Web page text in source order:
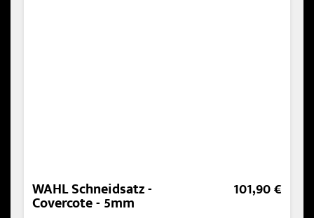
WAHL Schneidsatz -
Covercote - 5mm
101,90 €